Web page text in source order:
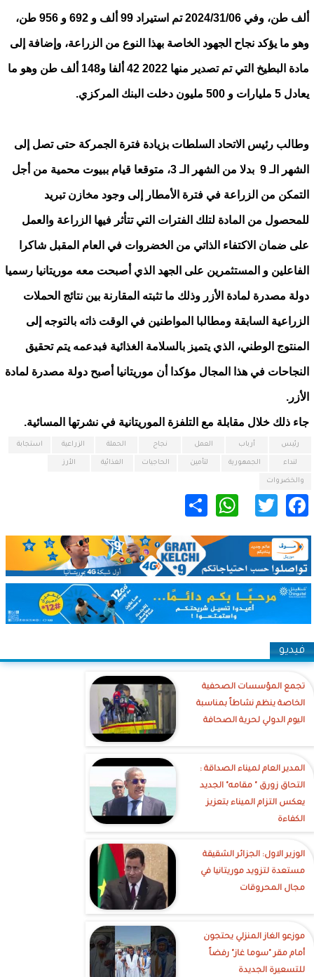
ألف طن، وفي 2024/31/06 تم استيراد 99 ألف و 692 و 956 طن،
وهو ما يؤكد نجاح الجهود الخاصة بهذا النوع من الزراعة، وإضافة إلى
مادة البطيخ التي تم تصدير منها 2022 42 ألفا و148 ألف طن وهو ما
يعادل 5 مليارات و 500 مليون دخلت البنك المركزي.
وطالب رئيس الاتحاد السلطات بزيادة فترة الجمركة حتى تصل إلى
الشهر الـ 9 بدلا من الشهر الـ 3، متوقعا قيام ببيوت محمية من أجل
التمكن من الزراعة في فترة الأمطار إلى وجود مخازن تبريد
للمحصول من المادة لتلك الفترات التي تتأثر فيها الزراعة والعمل
على ضمان الاكتفاء الذاتي من الخضروات في العام المقبل شاكرا
الفاعلين و المستثمرين على الجهد الذي أصبحت معه موريتانيا رسميا
دولة مصدرة لمادة الأزر وذلك ما تثبته المقارنة بين نتائج الحملات
الزراعية السابقة ومطالبا المواطنين في الوقت ذاته بالتوجه إلى
المنتوج الوطني، الذي يتميز بالسلامة الغذائية فبدعمه يتم تحقيق
النجاحات في هذا المجال مؤكدا أن موريتانيا أصبح دولة مصدرة لمادة
الأزر.
جاء ذلك خلال مقابلة مع التلفزة الموريتانية في نشرتها المسائية.
رئيس أرباب العمل نجاح الحملة الزراعية استجابة
لنداء الجمهورية لتأمين الحاجيات الغذائية الأرز
والخضروات
Facebook
Twitter
WhatsApp
فيديو
تجمع المؤسسات الصحفية
الخاصة ينظم نشاطاً بمناسبة
اليوم الدولي لحرية الصحافة
‎المدير العام لميناء الصداقة :
التحاق زورق " مقامه" الجديد
يعكس التزام الميناء بتعزيز
الكفاءة
الوزير الاول: الجزائر الشقيقة
مستعدة لتزويد موريتانيا في
مجال المحروقات
موزعو الغاز المنزلي يحتجون
أمام مقر "سوما غاز" رفضاً
للتسعيرة الجديدة